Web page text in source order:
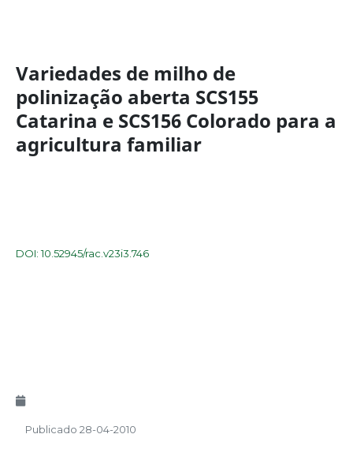
Variedades de milho de
polinização aberta SCS155
Catarina e SCS156 Colorado para a
agricultura familiar
DOI: 10.52945/rac.v23i3.746
Publicado 28-04-2010